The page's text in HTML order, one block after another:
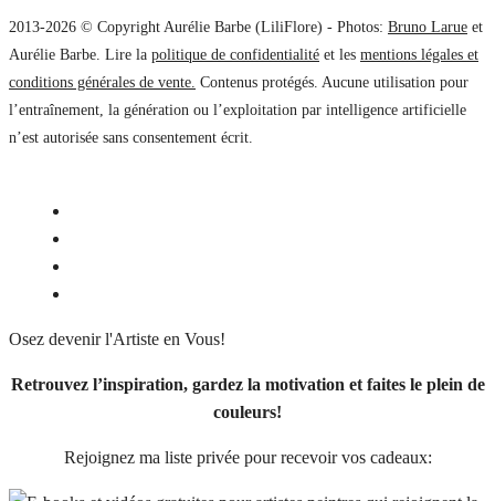
2013-2026 © Copyright Aurélie Barbe (LiliFlore) - Photos: Bruno Larue et
Aurélie Barbe. Lire la politique de confidentialité et les mentions légales et
conditions générales de vente. Contenus protégés. Aucune utilisation pour
l’entraînement, la génération ou l’exploitation par intelligence artificielle
n’est autorisée sans consentement écrit.
Osez devenir l'Artiste en Vous!
Retrouvez l’inspiration, gardez la motivation et faites le plein de
couleurs!
Rejoignez ma liste privée pour recevoir vos cadeaux: